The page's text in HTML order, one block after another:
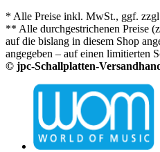
* Alle Preise inkl. MwSt., ggf.
** Alle durchgestrichenen Preise
auf die bislang in diesem Shop
angegeben – auf einen limitierten
© jpc-Schallplatten-